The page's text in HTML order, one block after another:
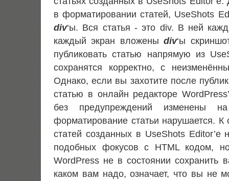
в форматировании статей, UseShots
div‘ы. Вся статья - это div. В ней
каждый экран вложеныdiv‘ы
публиковать статью напрямую из
сохранятся корректно, с
Однако, если вы захотите после
статью в онлайн редакторе
без предупреждений изменены
форматирование статьи нарушается.
статей созданных в UseShots Editor’е
подобных фокусов с HTML кодом,
WordPress не в состоянии
каком вам надо, означает, что вы не